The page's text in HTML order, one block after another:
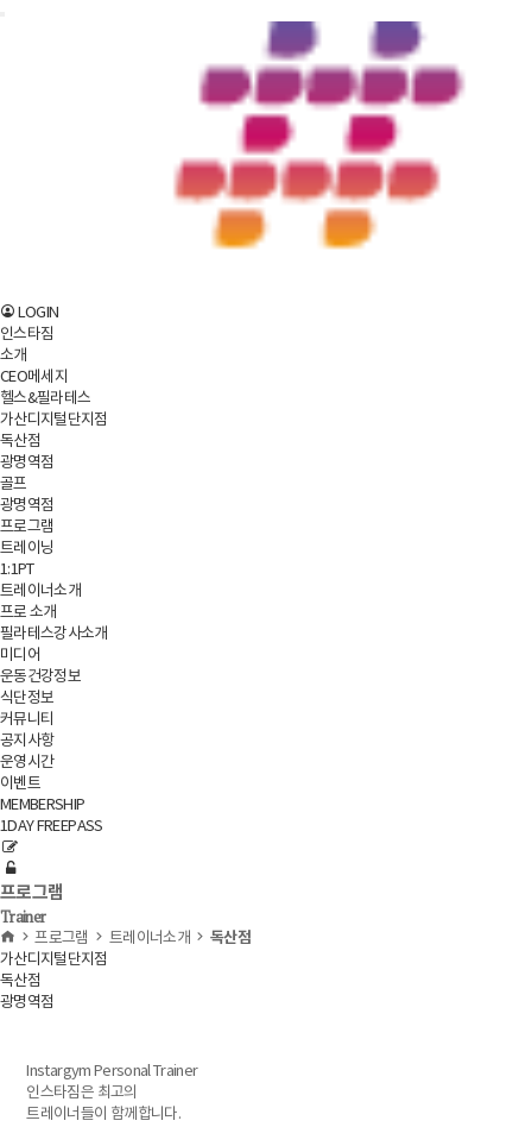
LOGIN
인스타짐
소개
CEO메세지
헬스&필라테스
가산디지털단지점
독산점
광명역점
골프
광명역점
프로그램
트레이닝
1:1PT
트레이너소개
프로 소개
필라테스강사소개
미디어
운동건강정보
식단정보
커뮤니티
공지사항
운영시간
이벤트
MEMBERSHIP
1DAY FREEPASS
프로그램
Trainer
프로그램 트레이너소개 독산점
가산디지털단지점
독산점
광명역점
Instargym Personal Trainer
인스타짐은 최고의
트레이너들이 함께합니다.